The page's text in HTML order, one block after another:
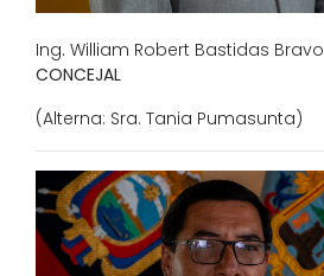
Ing. William Robert Bastidas Bravo
CONCEJAL
(Alterna: Sra. Tania Pumasunta)